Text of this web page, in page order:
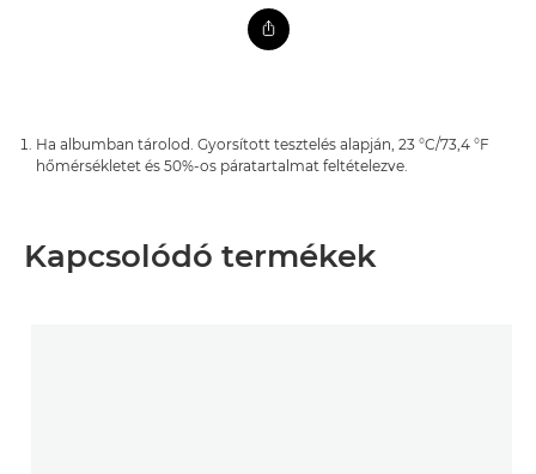
Ha albumban tárolod. Gyorsított tesztelés alapján, 23 °C/73,4 °F
hőmérsékletet és 50%-os páratartalmat feltételezve.
Kapcsolódó termékek